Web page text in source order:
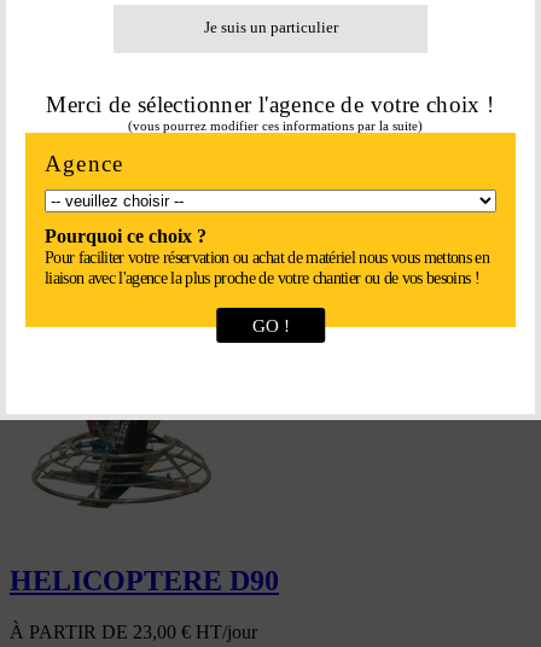
Je suis un particulier
Merci de sélectionner l'agence de votre choix !
(vous pourrez modifier ces informations par la suite)
Agence
Pourquoi ce choix ?
Pour faciliter votre réservation ou achat de matériel nous vous mettons en
liaison avec l'agence la plus proche de votre chantier ou de vos besoins !
GO !
PONCEUSE BETON DIAMANTEE
À PARTIR DE28,00€HT/jour
En savoir plus
HELICOPTERE D90
À PARTIR DE 23,00 € HT/jour